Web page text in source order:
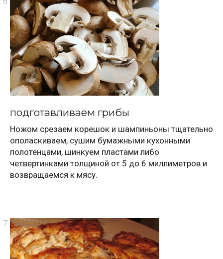
подготавливаем грибы
Ножом срезаем корешок и шампиньоны тщательно
ополаскиваем, сушим бумажными кухонными
полотенцами, шинкуем пластами либо
четвертинками толщиной от 5 до 6 миллиметров и
возвращаемся к мясу.